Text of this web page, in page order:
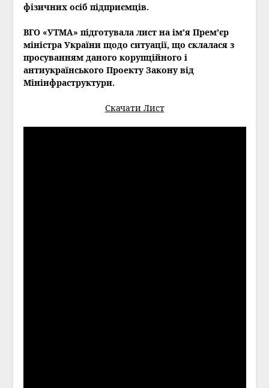
фізичних осіб підприємців.
ВГО «УТМА» підготувала лист на ім’я Прем’єр
міністра України щодо ситуації, що склалася з
просуванням даного корупційного і
антиукраїнського Проекту Закону від
Мінінфраструктури.
Скачати Лист